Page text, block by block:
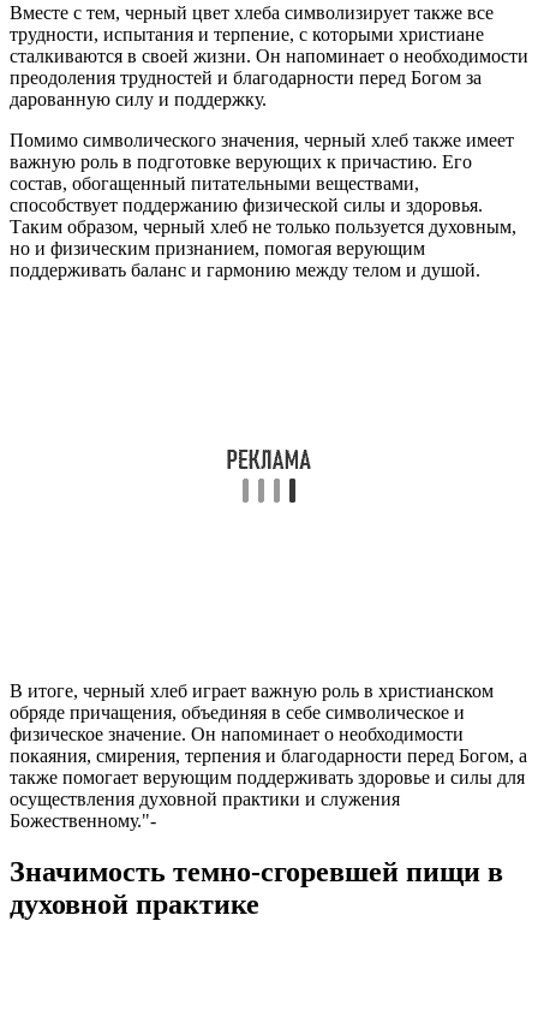
Вместе с тем, черный цвет хлеба символизирует также все
трудности, испытания и терпение, с которыми христиане
сталкиваются в своей жизни. Он напоминает о необходимости
преодоления трудностей и благодарности перед Богом за
дарованную силу и поддержку.
Помимо символического значения, черный хлеб также имеет
важную роль в подготовке верующих к причастию. Его
состав, обогащенный питательными веществами,
способствует поддержанию физической силы и здоровья.
Таким образом, черный хлеб не только пользуется духовным,
но и физическим признанием, помогая верующим
поддерживать баланс и гармонию между телом и душой.
В итоге, черный хлеб играет важную роль в христианском
обряде причащения, объединяя в себе символическое и
физическое значение. Он напоминает о необходимости
покаяния, смирения, терпения и благодарности перед Богом, а
также помогает верующим поддерживать здоровье и силы для
осуществления духовной практики и служения
Божественному."-
Значимость темно-сгоревшей пищи в
духовной практике